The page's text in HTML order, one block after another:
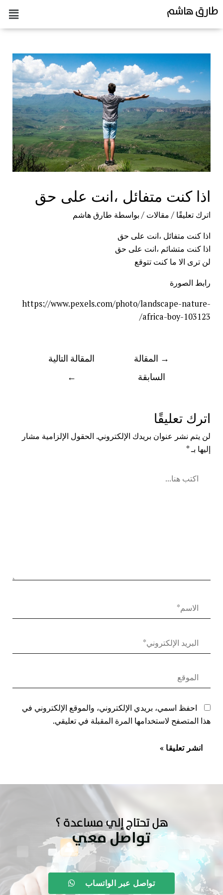
طارق هاشم
اذا كنت متفائل ،انت على حق
اترك تعليقًا / مقالات / بواسطة طارق هاشم
اذا كنت متفائل ،انت على حق
اذا كنت متشائم ،انت على حق
لن ترى الا ما كنت تتوقع
رابط الصورة
https://www.pexels.com/photo/landscape-nature-
africa-boy-103123/
→ المقالة
السابقة
المقالة التالية
←
اترك تعليقًا
لن يتم نشر عنوان بريدك الإلكتروني. الحقول الإلزامية مشار
إليها بـ*
احفظ اسمي، بريدي الإلكتروني، والموقع الإلكتروني في
هذا المتصفح لاستخدامها المرة المقبلة في تعليقي.
هل تحتاج إلي مساعدة ؟
تواصل معي
تواصل عبر الواتساب